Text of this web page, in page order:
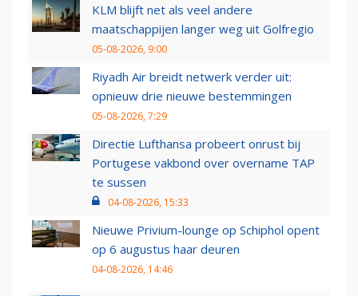
KLM blijft net als veel andere
maatschappijen langer weg uit Golfregio
05-08-2026, 9:00
Riyadh Air breidt netwerk verder uit:
opnieuw drie nieuwe bestemmingen
05-08-2026, 7:29
Directie Lufthansa probeert onrust bij
Portugese vakbond over overname TAP
te sussen
04-08-2026, 15:33
Nieuwe Privium-lounge op Schiphol opent
op 6 augustus haar deuren
04-08-2026, 14:46